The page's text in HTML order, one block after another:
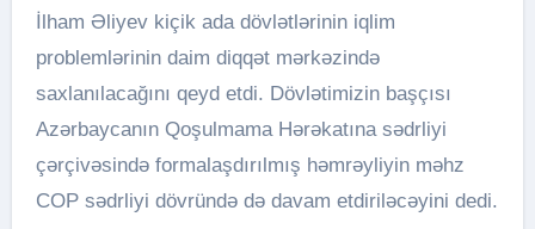
İlham Əliyev kiçik ada dövlətlərinin iqlim
problemlərinin daim diqqət mərkəzində
saxlanılacağını qeyd etdi. Dövlətimizin başçısı
Azərbaycanın Qoşulmama Hərəkatına sədrliyi
çərçivəsində formalaşdırılmış həmrəyliyin məhz
COP sədrliyi dövründə də davam etdiriləcəyini dedi.